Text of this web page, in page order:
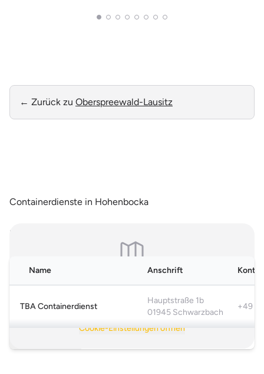
← Zurück zu Oberspreewald-Lausitz
Containerdienste in Hohenbocka
Bitte akzeptiere die funktionalen Cookies, um die Karte
anzuzeigen.
Cookie-Einstellungen öffnen
Hinweis: Es handelt sich um allgemeine, online einsehbare Branchendaten.
Falls Sie Ihren Eintrag auf unserer Seite nicht wünschen, können Sie uns
Name Anschrift
TBA Containerdienst
Hauptstraße 1b
01945 Schwarzbach
+49